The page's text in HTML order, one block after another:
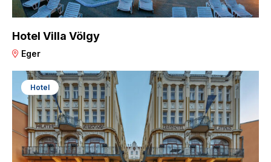
Hotel Villa Völgy
Eger
Hotel